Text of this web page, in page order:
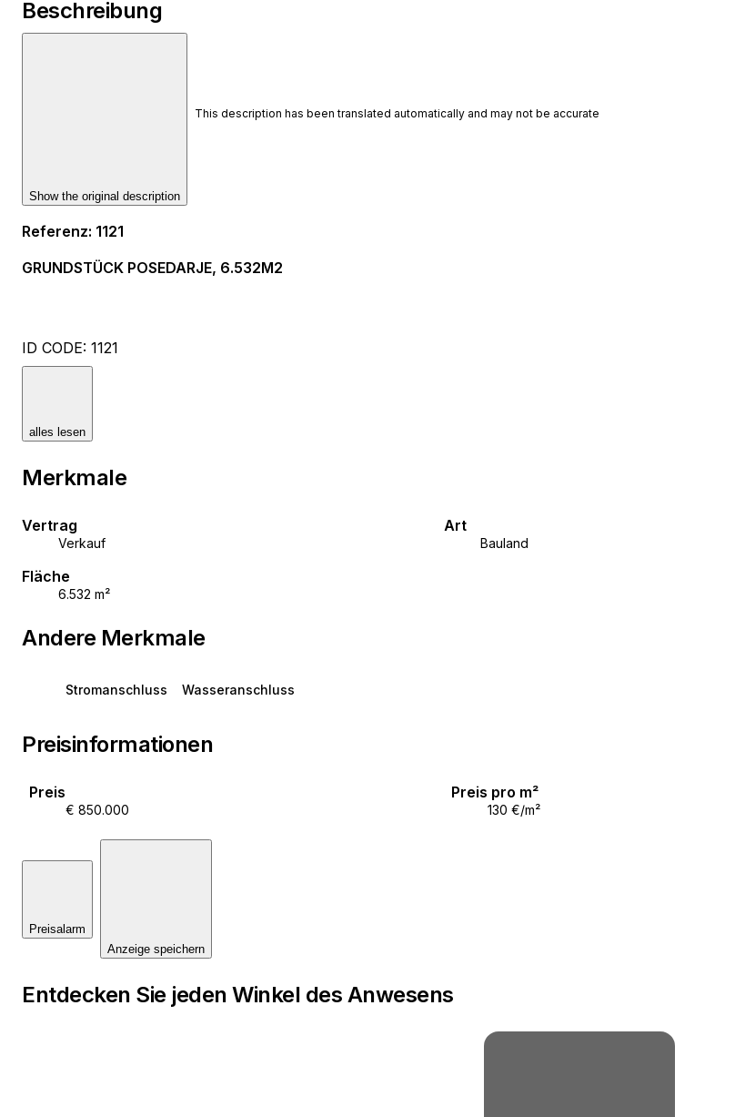
Beschreibung
Show the original description
This description has been translated automatically and may not be accurate
Referenz: 1121
GRUNDSTÜCK POSEDARJE, 6.532M2
ID CODE: 1121
Mob: +385 99 755 3336
www.esquire.hr
alles lesen
Merkmale
Vertrag
Verkauf
Art
Bauland
Fläche
6.532 m²
Andere Merkmale
Stromanschluss Wasseranschluss
Preisinformationen
Preis
€ 850.000
Preis pro m²
130 €/m²
Preisalarm
Anzeige speichern
Entdecken Sie jeden Winkel des Anwesens